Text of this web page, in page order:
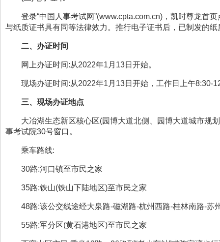
登录“中国人事考试网”(www.cpta.com.cn)，凯时尊龙首页
与纸质证书具有同等法律效力。推行电子证书后，已制发的
二、 办证时间
网上办证时间:从2022年1 月 13日开始。
现场办证时间:从2022年1 月 13日开始，工作日上午8:30-
三、 现场办证地点
大冶湖生态新区核心区(园博大道北侧、园博大道城市规
事考试院30号窗口。
乘车路线:
30路:河口镇至市民之家
35路:铁山(铁山下陆地区)至市民之家
48路:该公交线途经大泉路-磁湖路-杭州西路-桂林南路-苏
55路:军分区(黄石港地区)至市民之家